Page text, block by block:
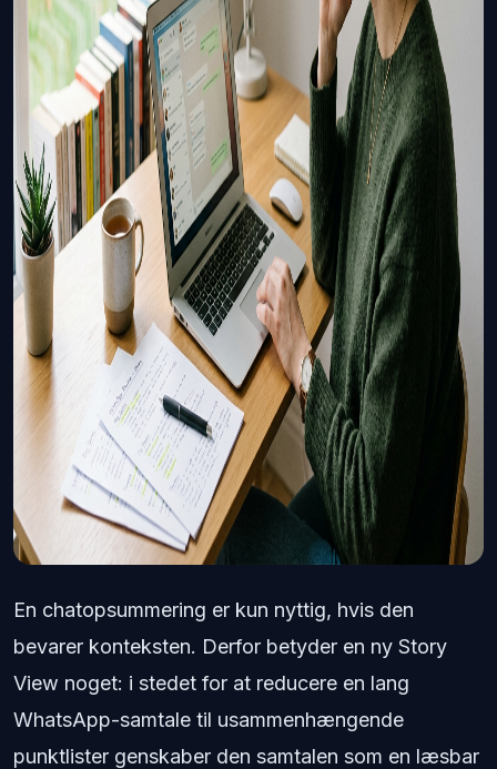
En chatopsummering er kun nyttig, hvis den
bevarer konteksten. Derfor betyder en ny Story
View noget: i stedet for at reducere en lang
WhatsApp-samtale til usammenhængende
punktlister genskaber den samtalen som en læsbar